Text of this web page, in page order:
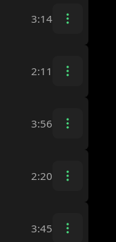
3:14
2:11
3:56
2:20
3:45